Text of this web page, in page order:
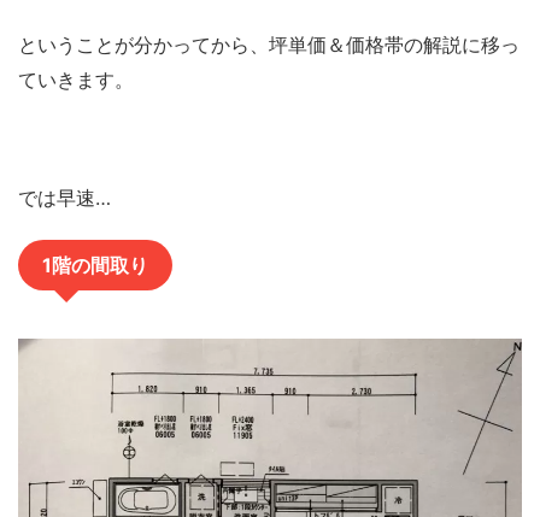
ということが分かってから、坪単価＆価格帯の解説に移っ
ていきます。
では早速…
1階の間取り